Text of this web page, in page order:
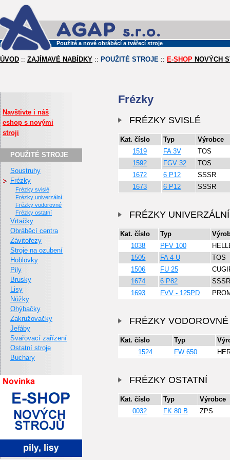
Použité a nové obráběcí a tvářecí stroje
ÚVOD :: ZAJÍMAVÉ NABÍDKY :: POUŽITÉ STROJE :: E-SHOP NOVÝCH
Navštivte i náš
eshop s novými
stroji
POUŽITÉ STROJE
Soustruhy
Frézky
frézky svislé
frézky univerzální
frézky vodorovné
frézky ostatní
Vrtačky
Obráběcí centra
Závitořezy
Stroje na ozubení
Hoblovky
Pily
Brusky
Lisy
Nůžky
Ohýbačky
Zakružovačky
Jeřáby
Svařovací zařízení
Ostatní stroje
Buchary
Frézky
FRÉZKY SVISLÉ
Kat. číslo Typ
Výrobce
1519
FA 3V
TOS
1592
FGV 32
TOS
1672
6 P12
SSSR
1673
6 P12 SSSR
FRÉZKY UNIVERZÁLNÍ
Kat. číslo Typ
1038
PFV 100
1505
FA 4 U
TOS
1506
FU 25
1674
6 P82
SSSR
1693
FVV - 125PD
FRÉZKY VODOROVNÉ
Kat. číslo Typ
1524
FW 650
FRÉZKY OSTATNÍ
Kat. číslo Typ
Výrobce
0032
FK 80 B ZPS